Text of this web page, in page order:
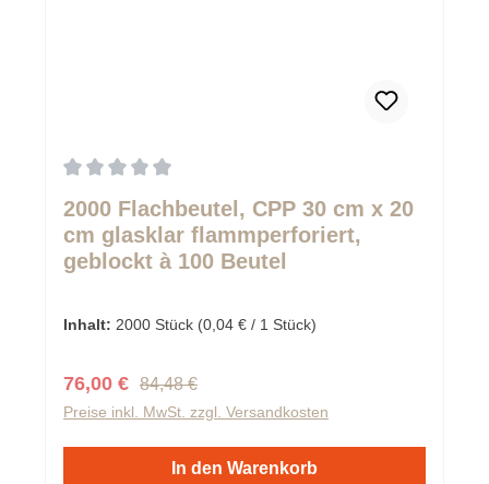
2000 Flachbeutel, CPP 30 cm x 20
cm glasklar flammperforiert,
geblockt à 100 Beutel
Inhalt: 2000 Stück (0,04 € / 1 Stück)
Verkaufspreis:
76,00 € Regulärer Preis:
84,48 €
Preise inkl. MwSt. zzgl. Versandkosten
In den Warenkorb